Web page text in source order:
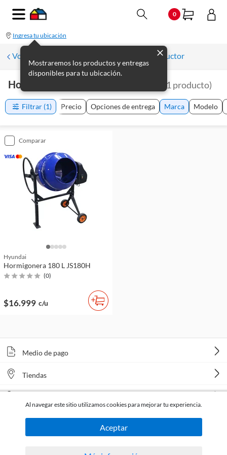
0
Ingresa tu ubicación
Mostraremos los productos y entregas
disponibles para tu ubicación.
Volver a Maquinarias y herramientas Constructor
Hormigoneras Y Trompos Hyundai 1 producto)
Filtrar (1) Precio Opciones de entrega Marca Modelo
comparar
Hyundai
Hormigonera 180 L JS180H
(0)
$16.999 c/u
Medio de pago
Tiendas
Al navegar este sitio utilizamos cookies para mejorar tu experiencia.
Aceptar